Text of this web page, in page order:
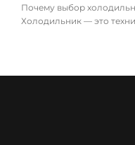
Почему выбор
Холодильник — это